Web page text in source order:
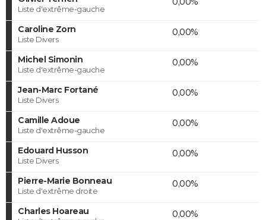
Liste d'extrême-gauche
Caroline Zorn
Liste Divers
0,00%
Michel Simonin
Liste d'extrême-gauche
0,00%
Jean-Marc Fortané
Liste Divers
0,00%
Camille Adoue
Liste d'extrême-gauche
0,00%
Edouard Husson
Liste Divers
0,00%
Pierre-Marie Bonneau
Liste d'extrême droite
0,00%
Charles Hoareau 0,00%